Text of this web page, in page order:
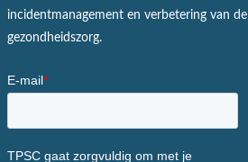
incidentmanagement en verbetering van de
gezondheidszorg.